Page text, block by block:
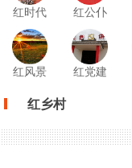
红时代 红公仆
红风景 红党建
红乡村